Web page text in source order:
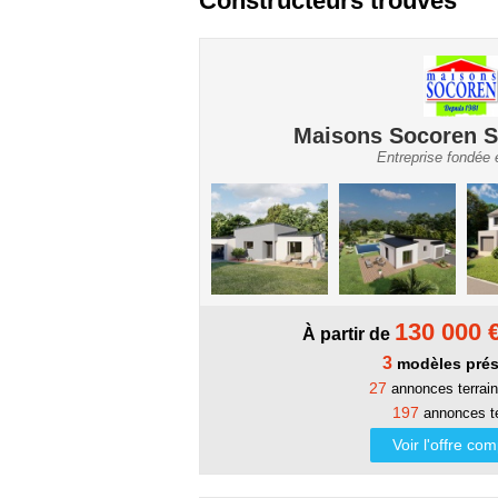
Maisons Socoren
Entreprise fondée
À partir de 130 000
3modèles
27 annonces
197 annonces
Voir l'offre